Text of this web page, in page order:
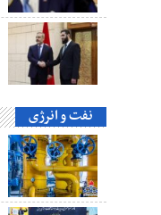
نفت و انرژی